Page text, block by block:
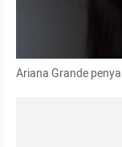
Ariana Grande